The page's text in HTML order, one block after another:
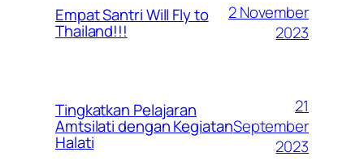
Empat Santri Will Fly to
Thailand!!!
2 November
2023
Tingkatkan Pelajaran
Amtsilati dengan Kegiatan
Halati
21
September
2023